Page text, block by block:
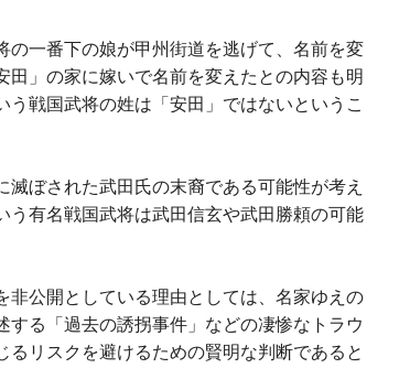
の一番下の娘が甲州街道を逃げて、名前を変
田」の家に嫁いで名前を変えたとの内容も明
戦国武将の姓は「安田」ではないというこ
ぼされた武田氏の末裔である可能性が考え
う有名戦国武将は武田信玄や武田勝頼の可能
公開としている理由としては、 名家ゆえの
る「過去の誘拐事件」などの凄惨なトラウ
リスクを避けるための賢明な判断であると